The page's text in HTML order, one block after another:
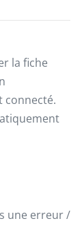
la fiche
connecté.
une erreur /